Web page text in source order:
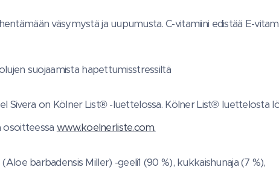
väsymystä ja uupumusta. C-vitamiini edistää E-
suojaamista hapettumisstressiltä
Sivera on Kölner List® -luettelossa. Kölner List® luettelosta
osoitteessa www.koelnerliste.com.
barbadensis Miller) -geeli1 (90 %), kukkaishunaja (7 %),